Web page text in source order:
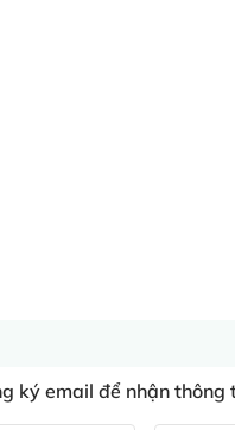
ký email để nhận thông